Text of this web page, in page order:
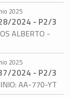
2025
2024 - P2/3
ALBERTO -
2025
2024 - P2/3
AA-770-YT